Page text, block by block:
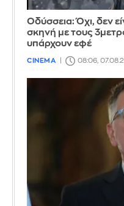
Οδύσσεια: Όχι, δεν
σκηνή με τους
υπάρχουν εφέ
CINEMA 08:06,